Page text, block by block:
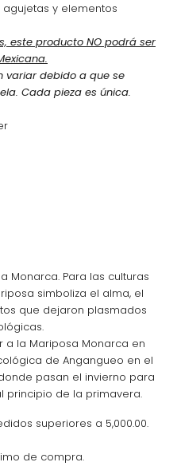
y elementos
este producto NO podrá ser
variar debido a que se
Cada pieza es única.
Monarca. Para las culturas
simboliza el alma, el
que dejaron plasmados
la Mariposa Monarca en
de Angangueo en el
pasan el invierno para
principio de la primavera.
superiores a 5,000.00.
de compra.